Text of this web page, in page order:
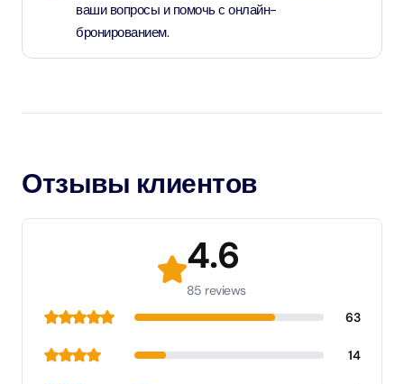
ваши вопросы и помочь с онлайн-
бронированием.
Отзывы клиентов
4.6
85 reviews
63
14